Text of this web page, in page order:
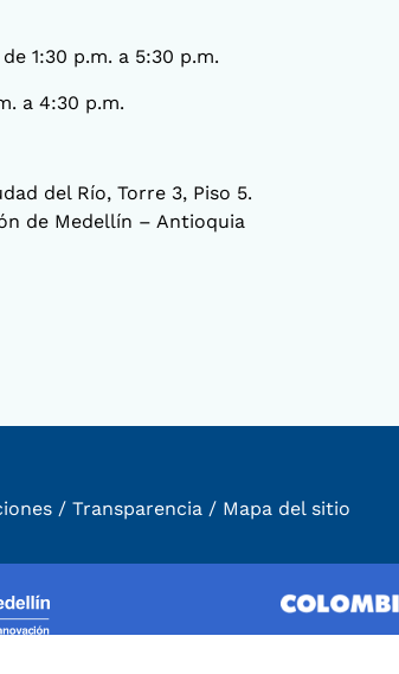
1:30 p.m. a 5:30 p.m.
a 4:30 p.m.
del Río, Torre 3, Piso 5.
de Medellín – Antioquia
/ Transparencia / Mapa del sitio